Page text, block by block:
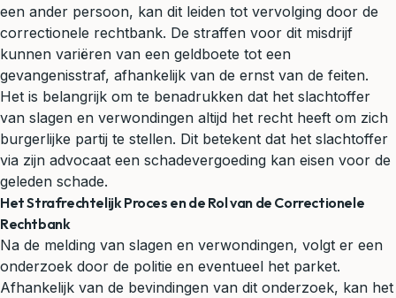
een ander persoon, kan dit leiden tot vervolging door de
correctionele rechtbank. De straffen voor dit misdrijf
kunnen variëren van een geldboete tot een
gevangenisstraf, afhankelijk van de ernst van de feiten.
Het is belangrijk om te benadrukken dat het slachtoffer
van slagen en verwondingen altijd het recht heeft om zich
burgerlijke partij te stellen. Dit betekent dat het slachtoffer
via zijn advocaat een schadevergoeding kan eisen voor de
geleden schade.
Het Strafrechtelijk Proces en de Rol van de Correctionele
Rechtbank
Na de melding van slagen en verwondingen, volgt er een
onderzoek door de politie en eventueel het parket.
Afhankelijk van de bevindingen van dit onderzoek, kan het